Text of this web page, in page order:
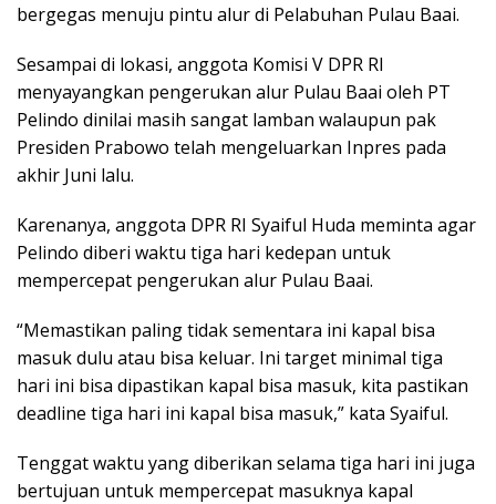
bergegas menuju pintu alur di Pelabuhan Pulau Baai.
Sesampai di lokasi, anggota Komisi V DPR RI
menyayangkan pengerukan alur Pulau Baai oleh PT
Pelindo dinilai masih sangat lamban walaupun pak
Presiden Prabowo telah mengeluarkan Inpres pada
akhir Juni lalu.
Karenanya, anggota DPR RI Syaiful Huda meminta agar
Pelindo diberi waktu tiga hari kedepan untuk
mempercepat pengerukan alur Pulau Baai.
“Memastikan paling tidak sementara ini kapal bisa
masuk dulu atau bisa keluar. Ini target minimal tiga
hari ini bisa dipastikan kapal bisa masuk, kita pastikan
deadline tiga hari ini kapal bisa masuk,” kata Syaiful.
Tenggat waktu yang diberikan selama tiga hari ini juga
bertujuan untuk mempercepat masuknya kapal